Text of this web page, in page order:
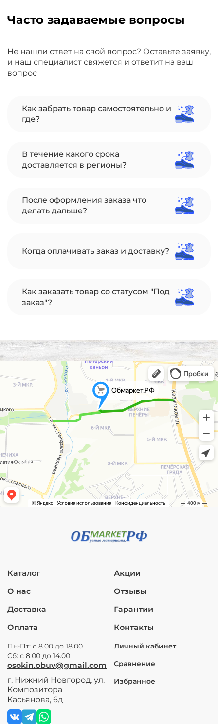
Часто задаваемые вопросы
Не нашли ответ на свой вопрос? Оставьте заявку,
и наш специалист свяжется и ответит на ваш
вопрос
Как забрать товар самостоятельно и
где?
В течение какого срока
доставляется в регионы?
После оформления заказа что
делать дальше?
Когда оплачивать заказ и доставку?
Как заказать товар со статусом "Под
заказ"?
Каталог
О нас
Доставка
Оплата
Акции
Отзывы
Гарантии
Контакты
Пн-Пт: с 8.00 до 18.00
Сб: с 8.00 до 14.00
osokin.obuv@gmail.com
г. Нижний Новгород, ул.
Композитора
Касьянова, 6д
Личный кабинет
Сравнение
Избранное